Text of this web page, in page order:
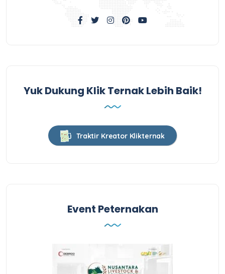
Yuk Dukung Klik Ternak Lebih Baik!
Traktir Kreator Klikternak
Event Peternakan